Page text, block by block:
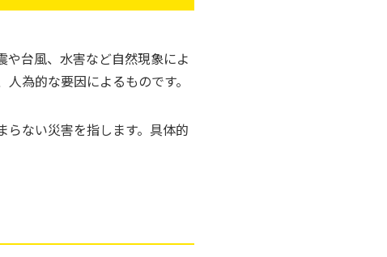
や台風、水害など自然現象によ
為的な要因によるものです。
ない災害を指します。具体的